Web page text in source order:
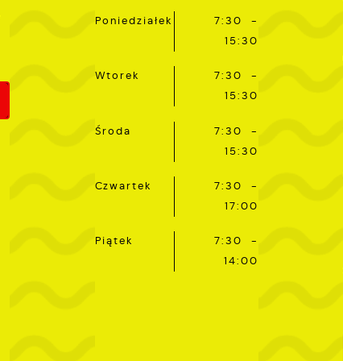
Poniedziałek
7:30 -
15:30
Wtorek
7:30 -
15:30
Środa
7:30 -
15:30
Czwartek
7:30 -
17:00
Piątek
7:30 -
14:00